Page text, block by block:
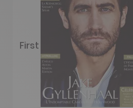
First Class